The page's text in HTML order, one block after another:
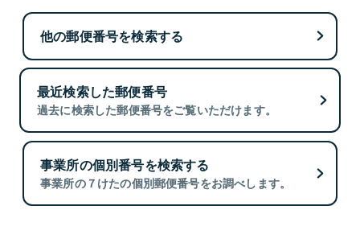
他の郵便番号を検索する
最近検索した郵便番号
過去に検索した郵便番号をご覧いただけます。
事業所の個別番号を検索する
事業所の７けたの個別郵便番号をお調べします。